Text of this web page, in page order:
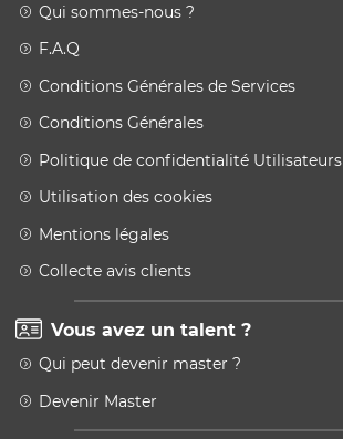
Qui sommes-nous ?
F.A.Q
Conditions Générales de Services
Conditions Générales
Politique de confidentialité Utilisateurs
Utilisation des cookies
Mentions légales
Collecte avis clients
Vous avez un talent ?
Qui peut devenir master ?
Devenir Master